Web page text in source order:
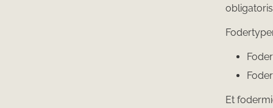
Et